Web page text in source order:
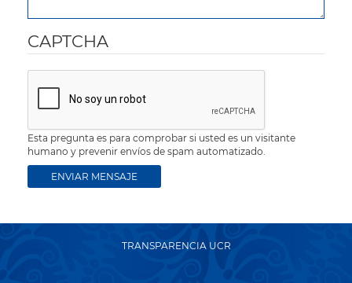
CAPTCHA
Esta pregunta es para comprobar si usted es un visitante
humano y prevenir envíos de spam automatizado.
TRANSPARENCIA UCR